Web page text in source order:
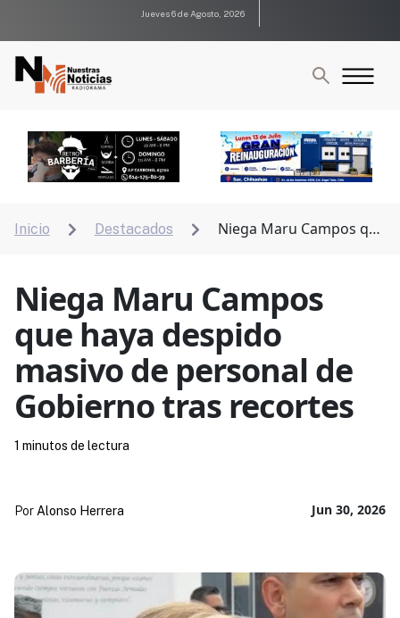
Jueves 6 de Agosto, 2026
Inicio  Destacados 
Niega Maru Campos que
Niega Maru Campos
que haya despido
masivo de personal de
Gobierno tras recortes
Jun 30, 2026
Por Alonso Herrera
1 minutos de lectura